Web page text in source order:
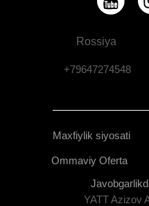
Maxfiylik siyosati
Ommaviy Oferta
YATT Azizov
Rossiya
+79647274548